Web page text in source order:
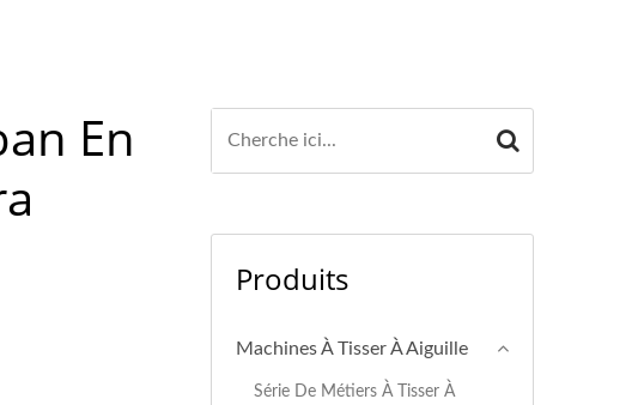
En
Produits
Machines À Tisser À Aiguille
Série De Métiers À Tisser À